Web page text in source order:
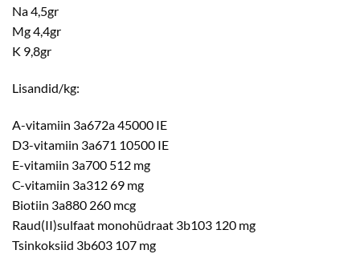
Na 4,5gr
Mg 4,4gr
K 9,8gr
Lisandid/kg:
A-vitamiin 3a672a 45000 IE
D3-vitamiin 3a671 10500 IE
E-vitamiin 3a700 512 mg
C-vitamiin 3a312 69 mg
Biotiin 3a880 260 mcg
Raud(II)sulfaat monohüdraat 3b103 120 mg
Tsinkoksiid 3b603 107 mg